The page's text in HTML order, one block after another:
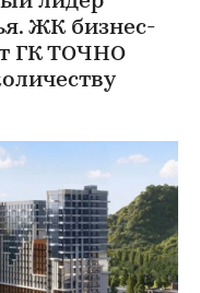
ЖК бизнес-
ГК ТОЧНО